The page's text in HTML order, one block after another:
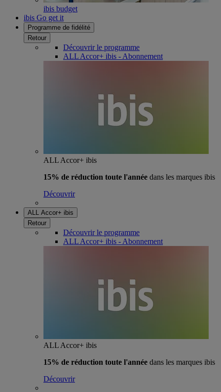
ibis budget
ibis Go get it
Programme de fidélité
Retour
Découvrir le programme
ALL Accor+ ibis - Abonnement
ALL Accor+ ibis
15% de réduction toute l'année dans les marques ibis
Découvrir
ALL Accor+ ibis
Retour
Découvrir le programme
ALL Accor+ ibis - Abonnement
ALL Accor+ ibis
15% de réduction toute l'année dans les marques ibis
Découvrir